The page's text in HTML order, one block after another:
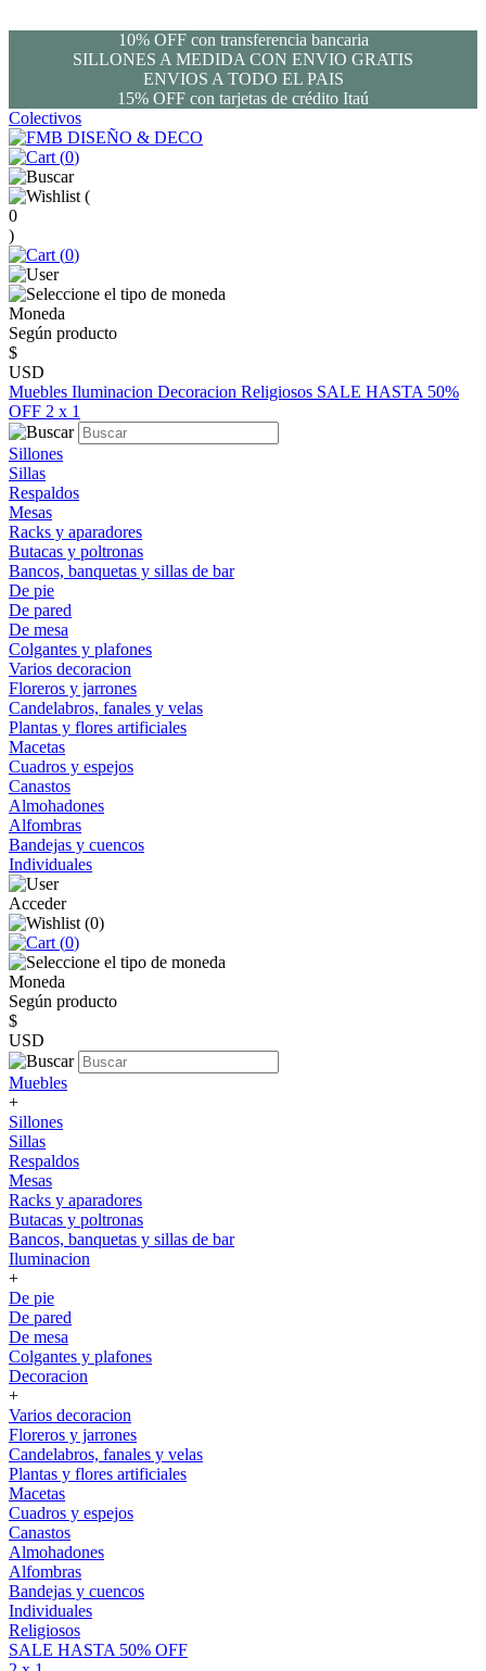
10% OFF con transferencia bancaria
SILLONES A MEDIDA CON ENVIO GRATIS
ENVIOS A TODO EL PAIS
15% OFF con tarjetas de crédito Itaú
Colectivos
(0)
(
0
)
(0)
Moneda
Según producto
$
USD
Muebles Iluminacion Decoracion Religiosos SALE HASTA 50%
OFF 2 x 1
Sillones
Sillas
Respaldos
Mesas
Racks y aparadores
Butacas y poltronas
Bancos, banquetas y sillas de bar
De pie
De pared
De mesa
Colgantes y plafones
Varios decoracion
Floreros y jarrones
Candelabros, fanales y velas
Plantas y flores artificiales
Macetas
Cuadros y espejos
Canastos
Almohadones
Alfombras
Bandejas y cuencos
Individuales
Acceder
(0)
(0)
Moneda
Según producto
$
USD
Muebles
+
Sillones
Sillas
Respaldos
Mesas
Racks y aparadores
Butacas y poltronas
Bancos, banquetas y sillas de bar
Iluminacion
+
De pie
De pared
De mesa
Colgantes y plafones
Decoracion
+
Varios decoracion
Floreros y jarrones
Candelabros, fanales y velas
Plantas y flores artificiales
Macetas
Cuadros y espejos
Canastos
Almohadones
Alfombras
Bandejas y cuencos
Individuales
Religiosos
SALE HASTA 50% OFF